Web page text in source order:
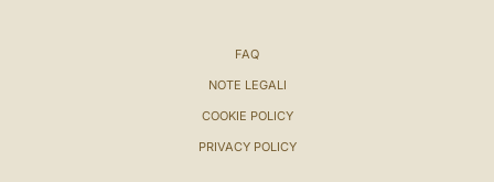
FAQ
NOTE LEGALI
COOKIE POLICY
PRIVACY POLICY